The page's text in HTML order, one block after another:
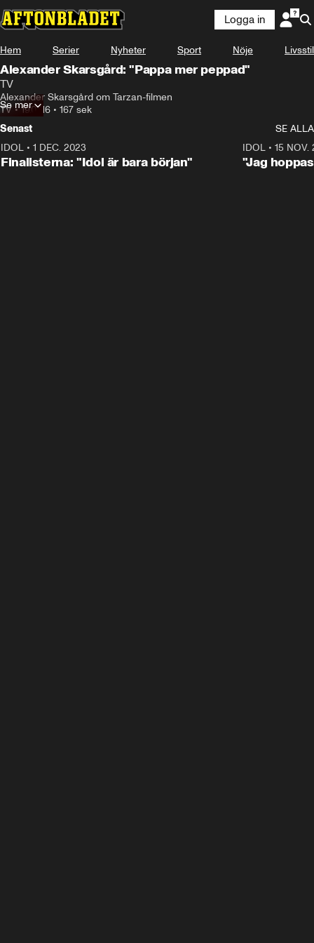
Logga in
Hem Serier Nyheter Sport Nöje Livsstil
Alexander Skarsgård: "Pappa mer peppad"
TV
Alexander Skarsgård om Tarzan-filmen
TV •19.07.16 • 167 sek
Se mer
Senast
SE ALLA
IDOL • 1 DEC. 2023
Finalisterna: "Idol är bara början"
IDOL• 15 NOV.
"Jag